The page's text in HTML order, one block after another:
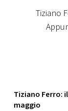
PLAYLIST
Tiziano
Tiziano Ferro:
maggio